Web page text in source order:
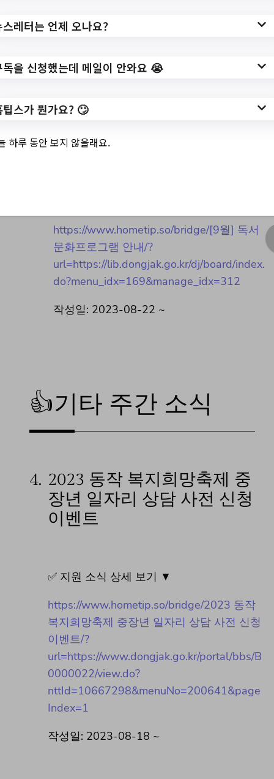
3. [9월] 독서문화프로
그램 안내
https://www.hometip.so/bridge/[9월] 독서
문화프로그램 안내/?
url=https://lib.dongjak.go.kr/dj/board/index.
do?menu_idx=169&manage_idx=312
작성일: 2023-08-22 ~
👍기타 주간 소식
4. 2023 동작 복지희망축제 중
장년 일자리 상담 사전 신청
이벤트
✅ 지원 소식 상세 보기 ▼
https://www.hometip.so/bridge/2023 동작
복지희망축제 중장년 일자리 상담 사전 신청
이벤트/?
url=https://www.dongjak.go.kr/portal/bbs/B
0000022/view.do?
nttId=10667298&menuNo=200641&page
Index=1
작성일: 2023-08-18 ~
스레터는 언제 오나요?
독을 신청했는데 메일이 안와요 😭
팁스가 뭔가요? 🙄
하루 동안 보지 않을래요.